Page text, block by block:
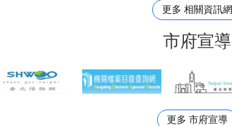
更多 相關資訊網
市府宣導
更多 市府宣導